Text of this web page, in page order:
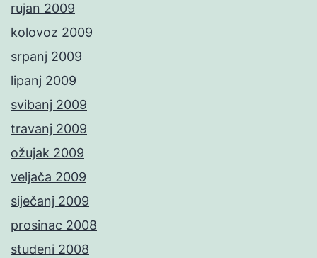
rujan 2009
kolovoz 2009
srpanj 2009
lipanj 2009
svibanj 2009
travanj 2009
ožujak 2009
veljača 2009
siječanj 2009
prosinac 2008
studeni 2008